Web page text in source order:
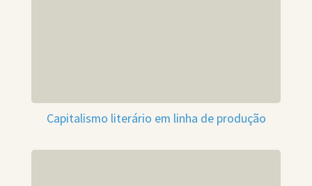
Capitalismo literário em linha de produção